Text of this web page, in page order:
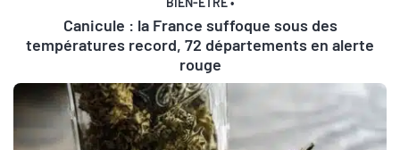
Canicule : la France suffoque sous des
températures record, 72 départements en alerte
rouge